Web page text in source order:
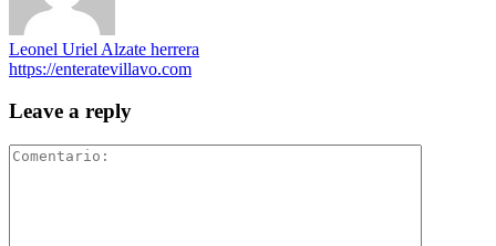
Leonel Uriel Alzate herrera
https://enteratevillavo.com
Leave a reply